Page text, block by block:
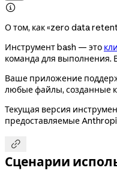

О том, как «zero data
Инструмент bash — это
команда для выполнения.
Ваше приложение
любые файлы, созданные
Текущая версия
предоставляемые

Сценарии